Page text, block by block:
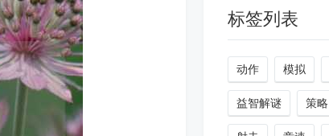
标签列表
动作 模拟
益智解谜 策略